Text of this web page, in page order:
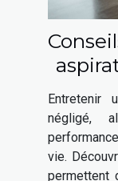
Entretenir
négligé,
vie.
permettent